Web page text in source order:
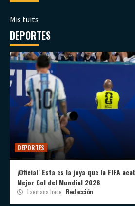
Mis tuits
DEPORTES
DEPORTES
¡Oficial! Esta es la joya que la FIFA
Mejor Gol del Mundial 2026
1 semana hace Redacción